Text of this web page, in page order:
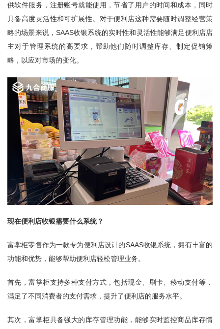
供软件服务，注册账号就能使用，节省了用户的时间和成本，同时
具备高度灵活性和可扩展性。对于便利店这种需要随时调整经营策
略的场景来说，SAAS收银系统的实时性和灵活性能够满足便利店店
主对于管理系统的高要求，帮助他们随时调整库存、制定促销策
略，以应对市场的变化。
现在便利店收银需要什么系统？
富掌柜零售作为一款专为便利店设计的SAAS收银系统，拥有丰富的
功能和优势，能够帮助便利店轻松管理业务。
首先，富掌柜支持多种支付方式，包括现金、刷卡、移动支付等，
满足了不同消费者的支付需求，提升了便利店的服务水平。
其次，富掌柜具备强大的库存管理功能，能够实时监控商品库存情